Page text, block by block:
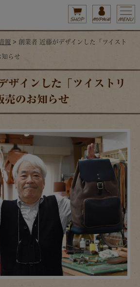
報 > 創業者 近藤がデザインした「ツイスト
らせ
ザインした「ツイストリ
売のお知らせ